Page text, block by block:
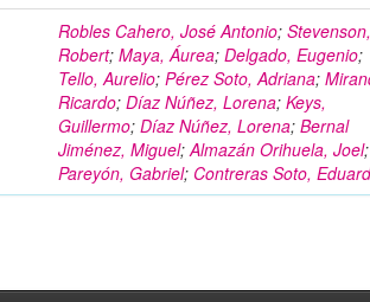
Robles Cahero, José Antonio;Stevenson,
Robert;Maya, Áurea;Delgado, Eugenio;
Tello, Aurelio;Pérez Soto, Adriana;
Ricardo;Díaz Núñez, Lorena;Keys,
Guillermo;Díaz Núñez, Lorena;Bernal
Jiménez, Miguel;Almazán Orihuela, Joel;
Pareyón, Gabriel; Contreras Soto,